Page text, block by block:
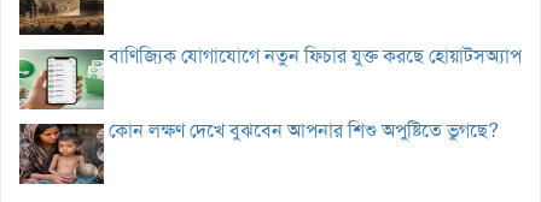
বাণিজ্যিক যোগাযোগে নতুন ফিচার যুক্ত করছে হোয়াটসঅ্যাপ
কোন লক্ষণ দেখে বুঝবেন আপনার শিশু অপুষ্টিতে ভুগছে?